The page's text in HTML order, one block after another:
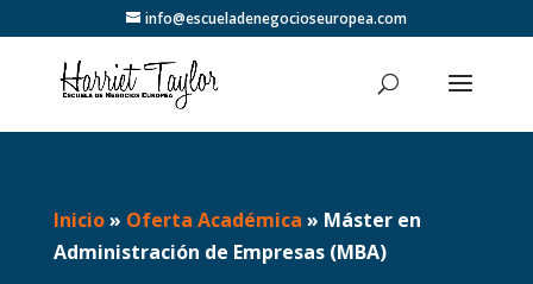
info@escueladenegocioseuropea.com
Inicio» Oferta Académica » Máster en
Administración de Empresas (MBA)